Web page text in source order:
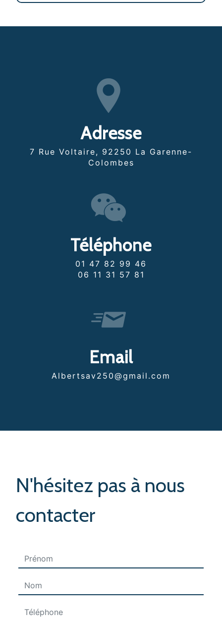
Adresse
7 Rue Voltaire, 92250 La Garenne-
Colombes
Téléphone
01 47 82 99 46
06 11 31 57 81
Email
albertsav250@gmail.com
N'hésitez pas à nous
contacter